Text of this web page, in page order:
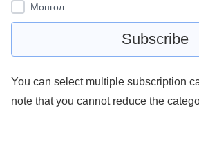
Монгол
You can select multiple subscription
note that you cannot reduce the